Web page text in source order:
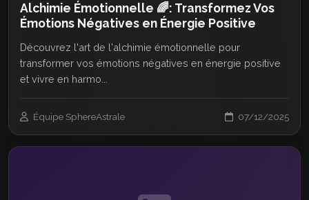
Alchimie Émotionnelle 🌈: Transformez Vos
Émotions Négatives en Énergie Positive
Découvrez l'art de l'alchimie émotionnelle pour
transformer vos émotions négatives en énergie positive
et vivre en harmo...
Équipe SphereAstrale 07/12/2025